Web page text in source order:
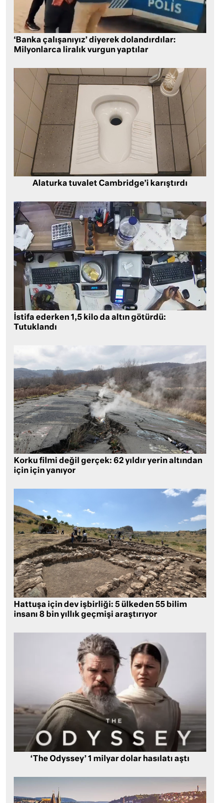
‘Banka çalışanıyız’ diyerek dolandırdılar:
Milyonlarca liralık vurgun yaptılar
Alaturka tuvalet Cambridge’i karıştırdı
İstifa ederken 1,5 kilo da altın götürdü:
Tutuklandı
Korku filmi değil gerçek: 62 yıldır yerin altından
için için yanıyor
Hattuşa için dev işbirliği: 5 ülkeden 55 bilim
insanı 8 bin yıllık geçmişi araştırıyor
‘The Odyssey’ 1 milyar dolar hasılatı aştı